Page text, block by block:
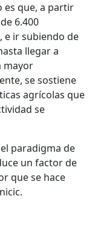
es que, a partir
6.400
e ir subiendo de
llegar a
mayor
se sostiene
agrícolas que
se
paradigma de
un factor de
que se hace